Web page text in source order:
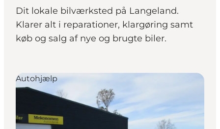
Planlægning
Dit lokale bilværksted på Langeland.
Klarer alt i reparationer, klargøring samt
køb og salg af nye og brugte biler.
Autohjælp